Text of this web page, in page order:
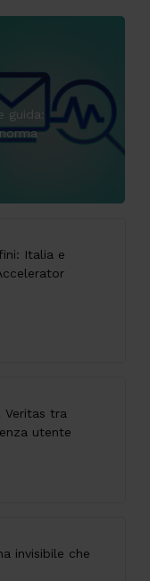
guida:
Italia e
Veritas tra
utente
invisibile che